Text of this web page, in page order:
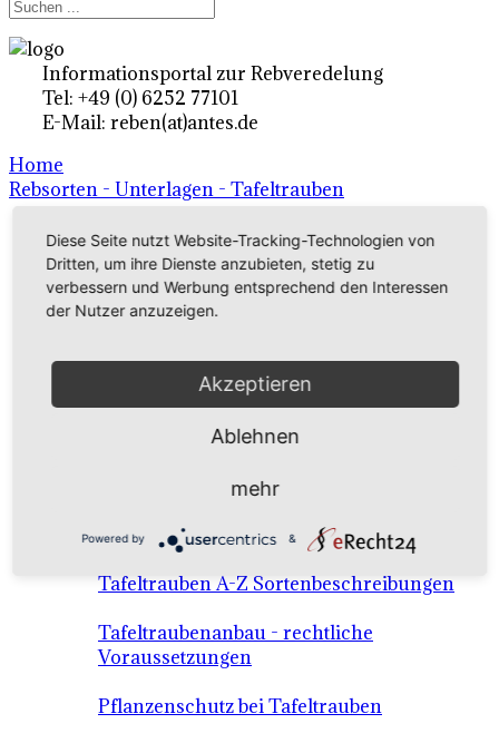
Informationsportal zur Rebveredelung
Tel: +49 (0) 6252 77101
E-Mail: reben(at)antes.de
Home
Rebsorten - Unterlagen - Tafeltrauben
Ertragsrebsorten A-Z
in Deutschland
Rebsorten international
externe Links
Tafeltrauben A-Z Sortenbeschreibungen
Tafeltraubenanbau - rechtliche
Voraussetzungen
Pflanzenschutz bei Tafeltrauben
Diese Seite nutzt Website-Tracking-Technologien von
Dritten, um ihre Dienste anzubieten, stetig zu
verbessern und Werbung entsprechend den Interessen
der Nutzer anzuzeigen.
Akzeptieren
Ablehnen
mehr
Powered by &